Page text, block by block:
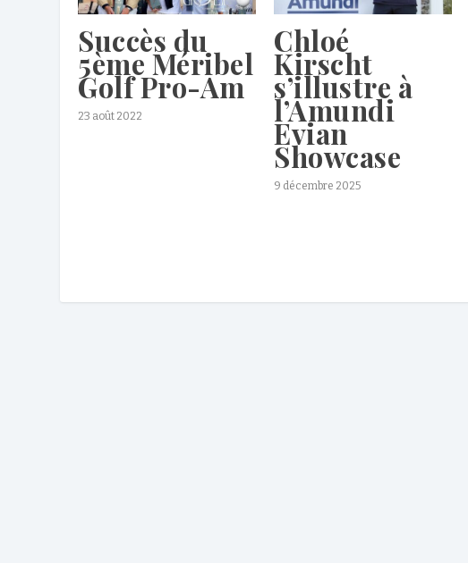
Succès du
5ème Méribel
Golf Pro-Am
23 août 2022
Chloé
Kirscht
s’illustre à
l’Amundi
Evian
Showcase
9 décembre 2025